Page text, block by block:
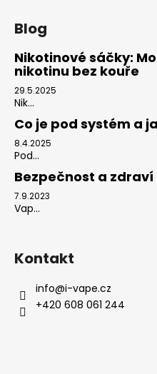
Blog
Nikotinové sáčky:
nikotinu bez kouře
29.5.2025
Nik...
Co je pod systém a
8.4.2025
Pod...
Bezpečnost a
7.9.2023
Vap...
Kontakt
info@i-vape.cz
+420 608 061 244